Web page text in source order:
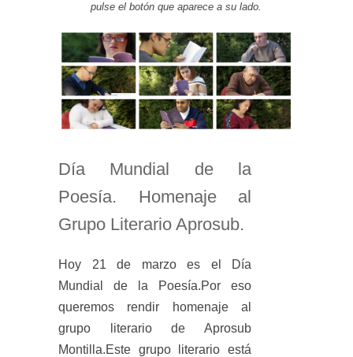
pulse el botón que aparece a su lado.
Día Mundial de la
Poesía. Homenaje al
Grupo Literario Aprosub.
Hoy 21 de marzo es el Día
Mundial de la Poesía.Por eso
queremos rendir homenaje al
grupo literario de Aprosub
Montilla.Este grupo literario está